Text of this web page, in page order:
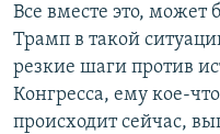
Все вместе это, может
Трамп в такой
резкие шаги против
Конгресса, ему кое-
происходит сейчас,